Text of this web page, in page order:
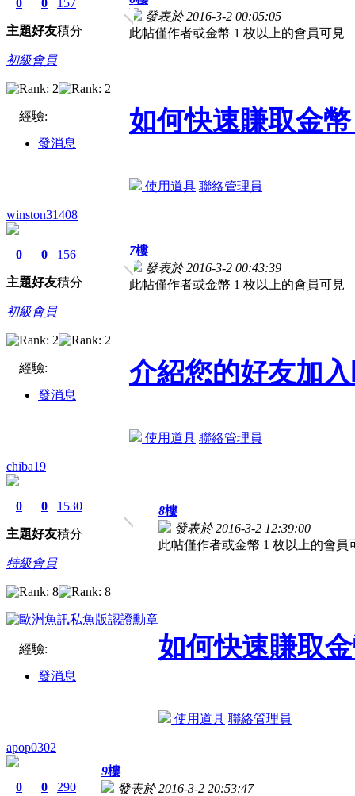
主題好友積分
初級會員
經驗:
發消息
發表於 2016-3-2 00:05:05
此帖僅作者或金幣 1 枚以上的會員可見
如何快速賺取金
使用道具 聯絡管理員
winston31408
0
主題
0
好友
156
積分
初級會員
經驗:
發消息
7樓
發表於 2016-3-2 00:43:39
此帖僅作者或金幣 1 枚以上的會員可見
介紹您的好友加
使用道具 聯絡管理員
chiba19
0
主題
0
好友
1530
積分
特級會員
經驗:
發消息
8樓
發表於 2016-3-2 12:39:00
此帖僅作者或金幣 1 枚以上的會員
如何快速賺取
使用道具 聯絡管理員
apop0302
0 0 290
9樓
發表於 2016-3-2 20:53:47